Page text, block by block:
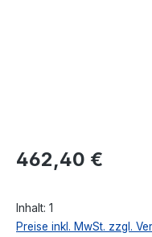
Regulärer Preis:
462,40 €
Inhalt: 1
Preise inkl. MwSt. zzgl.